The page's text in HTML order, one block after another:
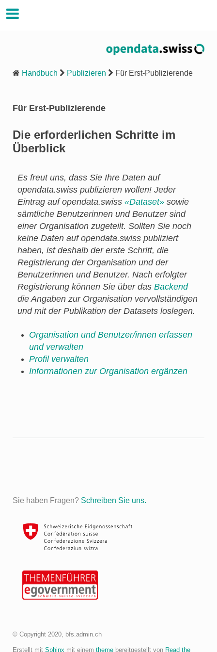
Handbuch Publizieren Für Erst-Publizierende
Für Erst-Publizierende
Die erforderlichen Schritte im
Überblick
Es freut uns, dass Sie Ihre Daten auf
opendata.swiss publizieren wollen! Jeder
Eintrag auf opendata.swiss «Dataset»sowie
sämtliche Benutzerinnen und Benutzer sind
einer Organisation zugeteilt. Sollten Sie noch
keine Daten auf opendata.swiss publiziert
haben, ist deshalb der erste Schritt, die
Registrierung der Organisation und der
Benutzerinnen und Benutzer. Nach erfolgter
Registrierung können Sie über das Backend
die Angaben zur Organisation vervollständigen
und mit der Publikation der Datasets loslegen.
Organisation und Benutzer/innen erfassen
und verwalten
Profil verwalten
Informationen zur Organisation ergänzen
Sie haben Fragen? Schreiben Sie uns.
© Copyright 2020, bfs.admin.ch
Erstellt mit Sphinx mit einem themebereitgestellt von Read the